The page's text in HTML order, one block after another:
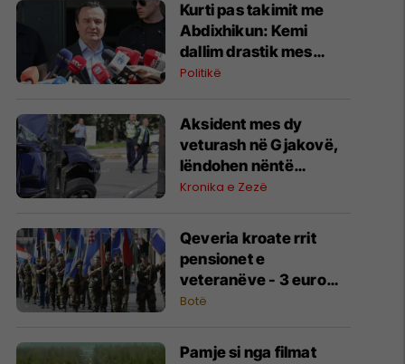
Kurti pas takimit me
Abdixhikun: Kemi
dallim drastik mes
rezultatit zgjedhor dhe
Politikë
Aksident mes dy
veturash në Gjakovë,
lëndohen nëntë
persona
Kronika e Zezë
Qeveria kroate rrit
pensionet e
veteranëve - 3 euro
për çdo muaj të kaluar
Botë
Pamje si nga filmat